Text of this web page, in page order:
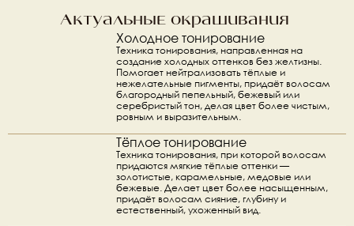
Актуальные окрашивания
Холодное тонирование
Техника тонирования, направленная на
создание холодных оттенков без желтизны.
Помогает нейтрализовать тёплые и
нежелательные пигменты, придаёт волосам
благородный пепельный, бежевый или
серебристый тон, делая цвет более чистым,
ровным и выразительным.
Тёплое тонирование
Техника тонирования, при которой волосам
придаются мягкие тёплые оттенки —
золотистые, карамельные, медовые или
бежевые. Делает цвет более насыщенным,
придаёт волосам сияние, глубину и
естественный, ухоженный вид.